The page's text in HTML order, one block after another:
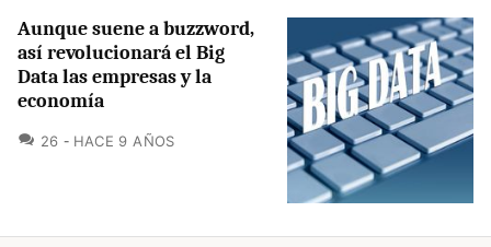
Aunque suene a buzzword,
así revolucionará el Big
Data las empresas y la
economía
26 COMENTARIOS
HACE 9 AÑOS